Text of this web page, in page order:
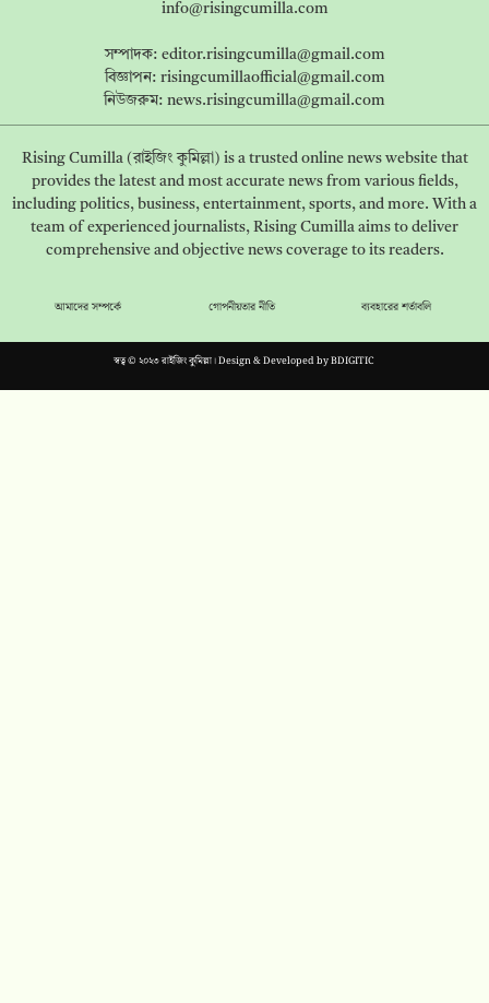
info@risingcumilla.com
সম্পাদক: editor.risingcumilla@gmail.com
বিজ্ঞাপন: risingcumillaofficial@gmail.com
নিউজরুম: news.risingcumilla@gmail.com
Rising Cumilla (রাইজিং কুমিল্লা) is a trusted online news website that
provides the latest and most accurate news from various fields,
including politics, business, entertainment, sports, and more. With a
team of experienced journalists, Rising Cumilla aims to deliver
comprehensive and objective news coverage to its readers.
আমাদের সম্পর্কে গোপনীয়তার নীতি ব্যবহারের শর্তাবলি
স্বত্ব © ২০২৩ রাইজিং কুমিল্লা। Design & Developed byBDIGITIC